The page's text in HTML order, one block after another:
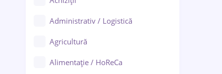
Galați (Galați)
Ploiești
Administrativ / Logistică
Agricultură
Alimentație / HoReCa